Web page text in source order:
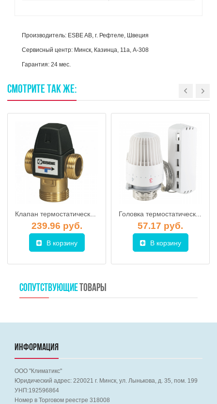
Производитель: ESBE AB, г. Рефтеле, Швеция
Сервисный центр: Минск, Казинца, 11а, А-308
Гарантия: 24 мес.
СМОТРИТЕ ТАКЖЕ:
Клапан термостатический ESBE VTA 322 DN20, KVS 1,5 (temp 20-43°С)
239.96 руб.
В корзину
Головка термостатическая с выносным датчиком М30х1.5 (PF RVT 663), ProFactor
57.17 руб.
В корзину
СОПУТСТВУЮЩИЕ ТОВАРЫ
ИНФОРМАЦИЯ
ООО "Климатикс"
Юридический адрес: 220021 г. Минск, ул. Лынькова, д. 35, пом. 199
УНП:192596864
Номер в Торговом реестре 318008